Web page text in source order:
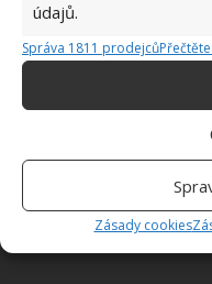
údajů.
Správa 1811 prodejců
Zásady cookies